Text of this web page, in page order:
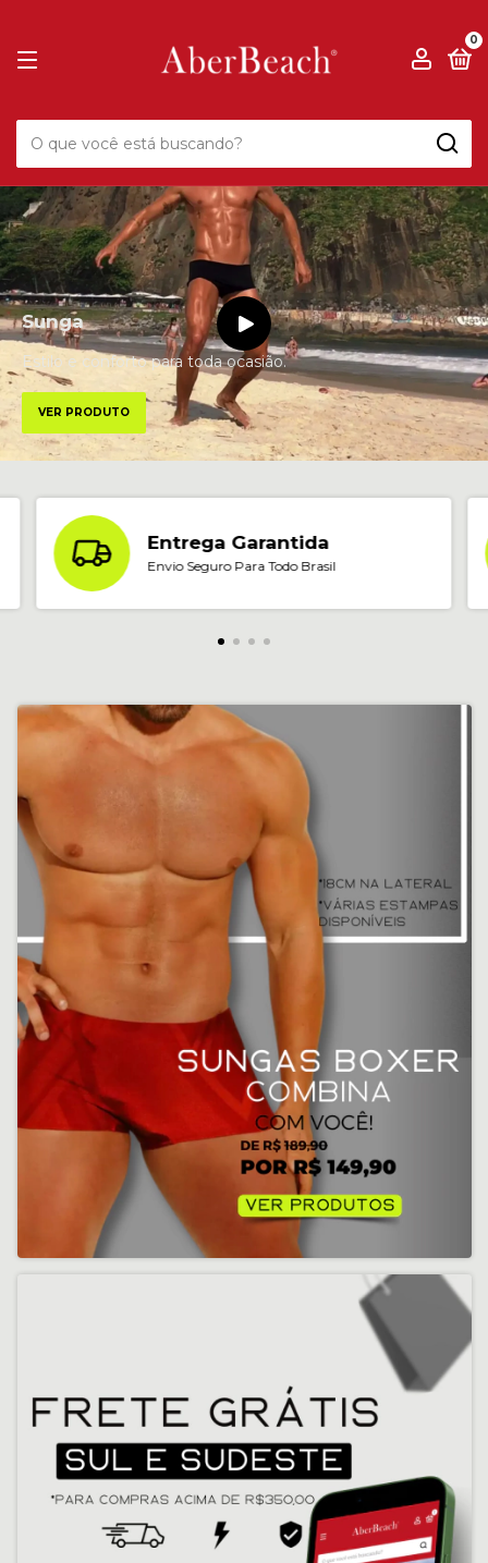
0
Sunga
Estilo e conforto para toda ocasião.
VER PRODUTO
Entrega Garantida
Envio Seguro Para Todo Brasil